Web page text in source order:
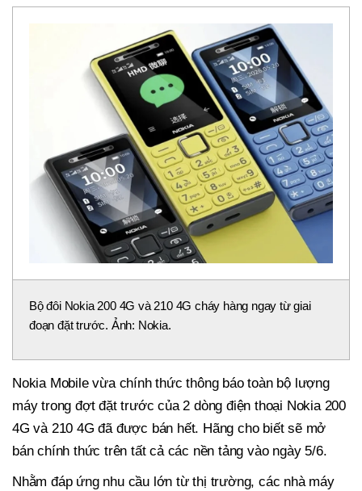
Bộ đôi Nokia 200 4G và 210 4G cháy hàng ngay từ giai
đoạn đặt trước. Ảnh: Nokia.
Nokia Mobile vừa chính thức thông báo toàn bộ lượng
máy trong đợt đặt trước của 2 dòng điện thoại Nokia 200
4G và 210 4G đã được bán hết. Hãng cho biết sẽ mở
bán chính thức trên tất cả các nền tảng vào ngày 5/6.
Nhằm đáp ứng nhu cầu lớn từ thị trường, các nhà máy